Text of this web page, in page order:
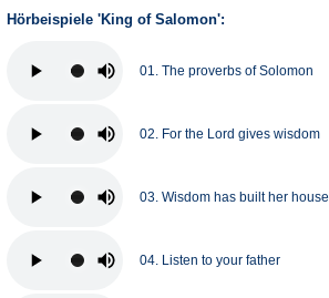
Hörbeispiele 'King of Salomon':
01. The proverbs of Solomon
02. For the Lord gives wisdom
03. Wisdom has built her house
04. Listen to your father